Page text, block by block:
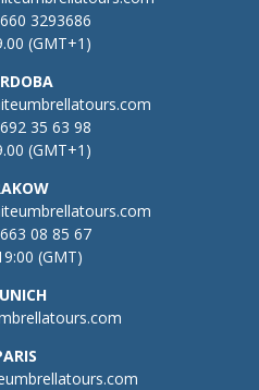
3293686
(GMT+1)
35 63 98
(GMT+1)
08 85 67
(GMT)